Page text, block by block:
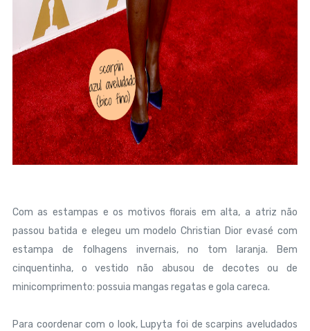
Com as estampas e os motivos florais em alta, a atriz não
passou batida e elegeu um modelo Christian Dior evasé com
estampa de folhagens invernais, no tom laranja. Bem
cinquentinha, o vestido não abusou de decotes ou de
minicomprimento: possuia mangas regatas e gola careca.
Para coordenar com o look, Lupyta foi de scarpins aveludados